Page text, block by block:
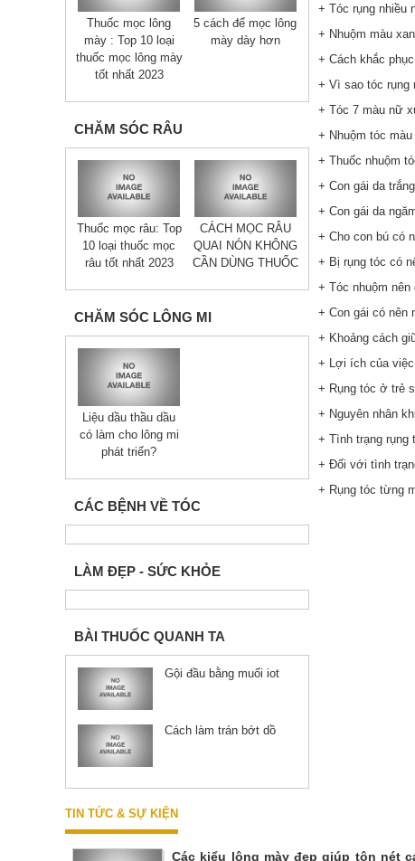
Thuốc mọc lông
mày : Top 10 loại
thuốc mọc lông mày
tốt nhất 2023
5 cách để mọc lông
mày dày hơn
CHĂM SÓC RÂU
Thuốc mọc râu: Top
10 loại thuốc mọc
râu tốt nhất 2023
CÁCH MỌC RÂU
QUAI NÓN KHÔNG
CẦN DÙNG THUỐC
CHĂM SÓC LÔNG MI
Liệu dầu thầu dầu
có làm cho lông mi
phát triển?
CÁC BỆNH VỀ TÓC
LÀM ĐẸP - SỨC KHỎE
BÀI THUỐC QUANH TA
Gội đầu bằng muối iot
Cách làm trán bớt dồ
+ Tóc rụng nhiều
+ Nhuộm màu
+ Cách khắc
+ Vì sao tóc rụng
+ Tóc 7 màu nữ
+ Nhuộm tóc
+ Thuốc nhuộm
+ Con gái da
+ Con gái da
+ Cho con bú có
+ Bị rụng tóc có
+ Tóc nhuộm nên
+ Con gái có nên
+ Khoảng cách
+ Lợi ích của việc
+ Rụng tóc ở trẻ
+ Nguyên nhân
+ Tình trạng rụng
+ Đối với tình
+ Rụng tóc từng
TIN TỨC & SỰ KIỆN
Các kiểu lông mày đẹp giúp tôn nét